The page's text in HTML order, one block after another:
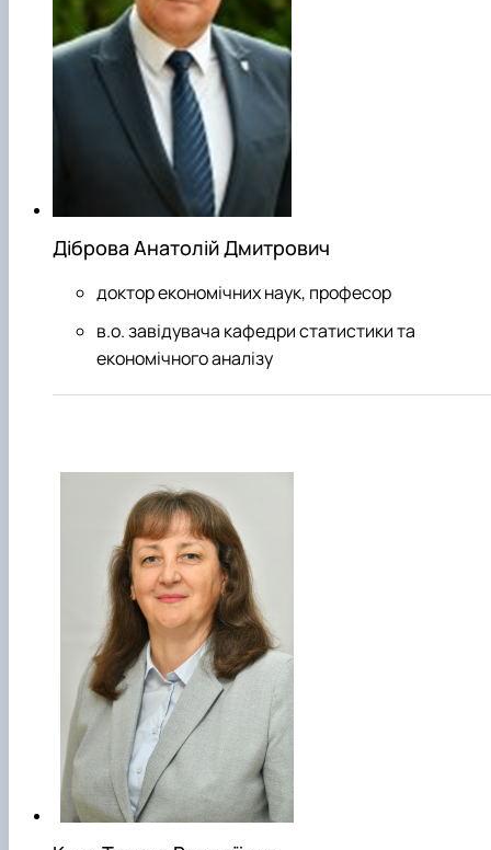
Діброва Анатолій Дмитрович
доктор економічних наук, професор
в.о. завідувача кафедри статистики та
економічного аналізу